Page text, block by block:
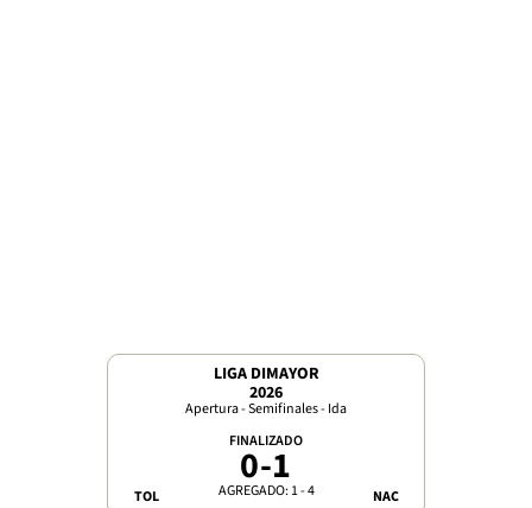
LIGA DIMAYOR
2026
Apertura - Semifinales - Ida
TOL
FINALIZADO
0-1
AGREGADO: 1 - 4 NAC